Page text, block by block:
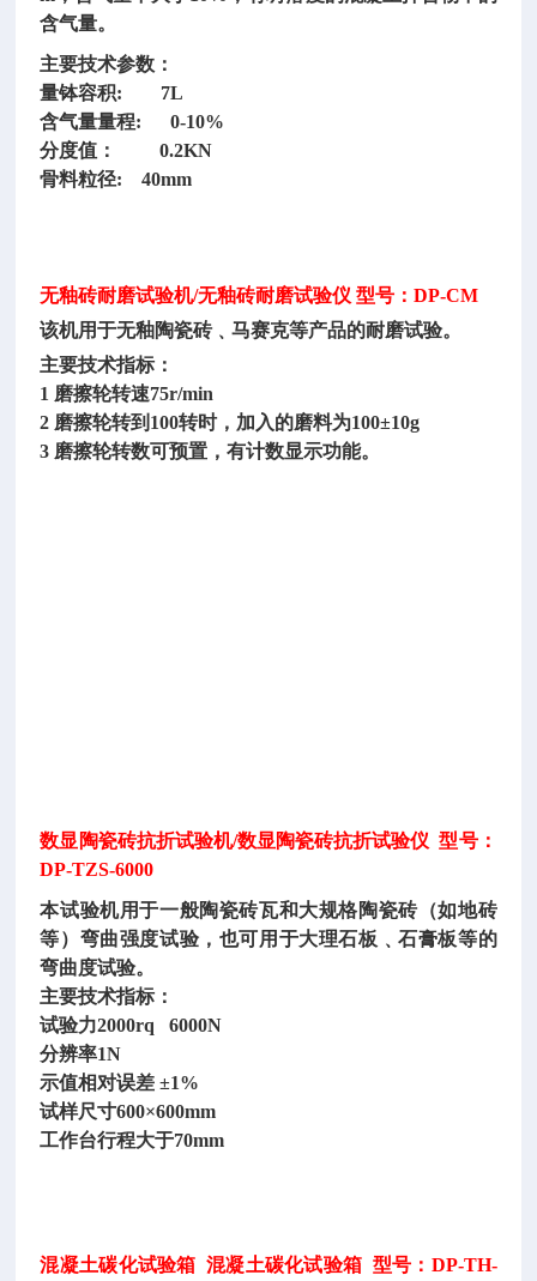
含气量。
主要技术参数：
量钵容积: 7L
含气量量程: 0-10%
分度值：
0.2KN
骨料粒径: 40mm
无釉砖耐磨试验机/无釉砖耐磨试验仪 型号：DP-CM
该机用于无釉陶瓷砖﹑马赛克等产品的耐磨试验。
主要技术指标：
1 磨擦轮转速75r/min
2 磨擦轮转到100转时，加入的磨料为100±10g
3 磨擦轮转数可预置，有计数显示功能。
数显陶瓷砖抗折试验机/数显陶瓷砖抗折试验仪 型号：
DP-TZS-6000
本试验机用于一般陶瓷砖瓦和大规格陶瓷砖（如地砖
等）弯曲强度试验，也可用于大理石板﹑石膏板等的
弯曲度试验。
主要技术指标：
试验力2000rq
6000N
分辨率1N
示值相对误差 ±1%
试样尺寸600×600mm
工作台行程大于70mm
混凝土碳化试验箱 混凝土碳化试验箱 型号：DP-TH-